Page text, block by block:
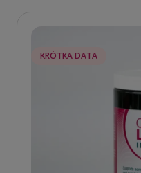
KRÓTKA DATA